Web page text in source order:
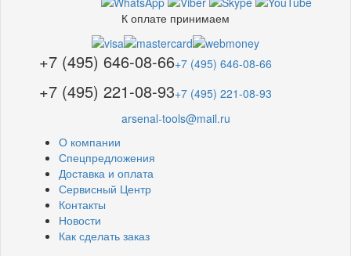
К оплате принимаем
+7 (495) 646-08-66+7 (495) 646-08-66
+7 (495) 221-08-93+7 (495) 221-08-93
arsenal-tools@mail.ru
О компании
Спецпредложения
Доставка и оплата
Сервисный Центр
Контакты
Новости
Как сделать заказ